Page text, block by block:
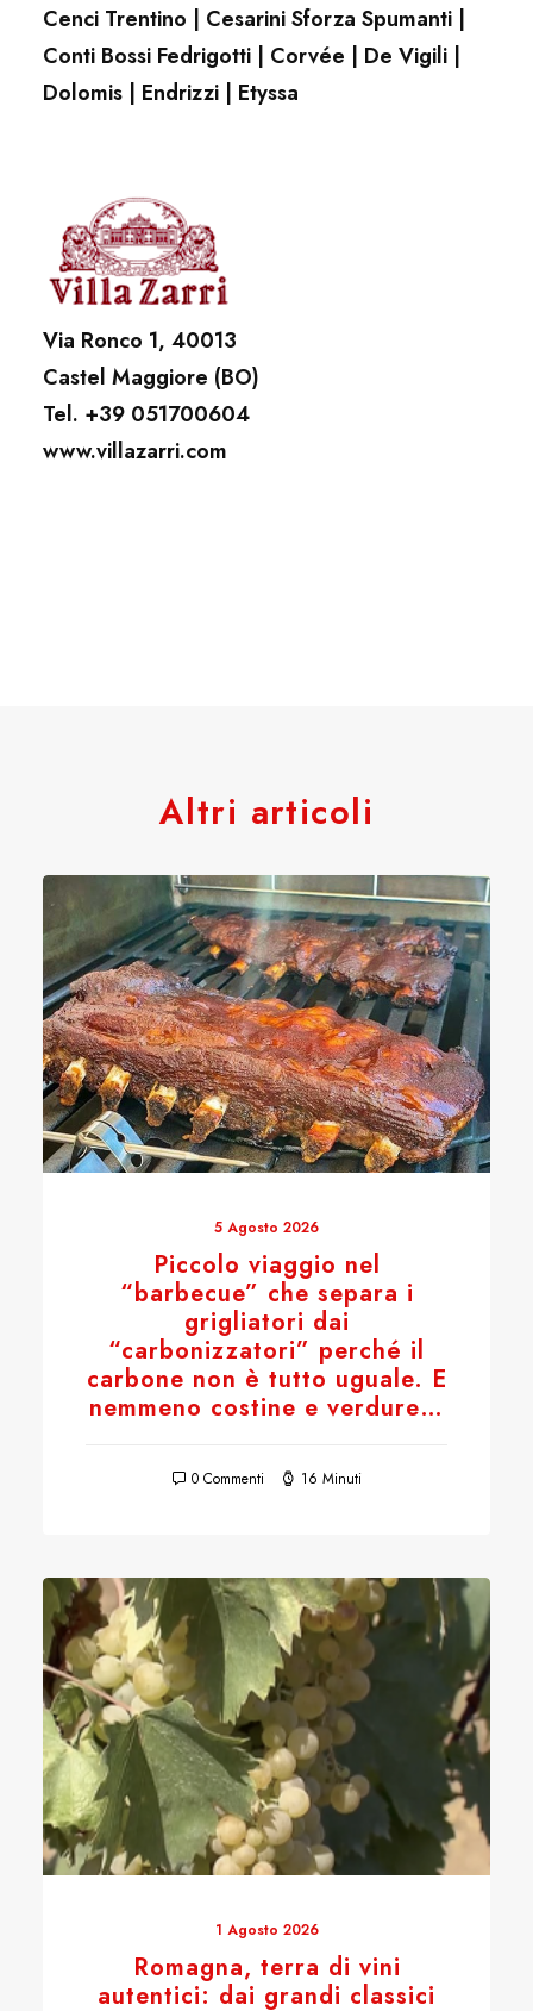
Cenci Trentino | Cesarini Sforza Spumanti |
Conti Bossi Fedrigotti | Corvée | De Vigili |
Dolomis | Endrizzi | Etyssa
Via Ronco 1, 40013
Castel Maggiore (BO)
Tel. +39 051700604
www.villazarri.com
Altri articoli
5 Agosto 2026
Piccolo viaggio nel
“barbecue” che separa i
grigliatori dai
“carbonizzatori” perché il
carbone non è tutto uguale. E
nemmeno costine e verdure…
0 Commenti 16 Minuti
1 Agosto 2026
Romagna, terra di vini
autentici: dai grandi classici